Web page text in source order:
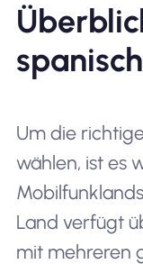
Um die
wählen, ist es
Land verfügt
mit mehreren